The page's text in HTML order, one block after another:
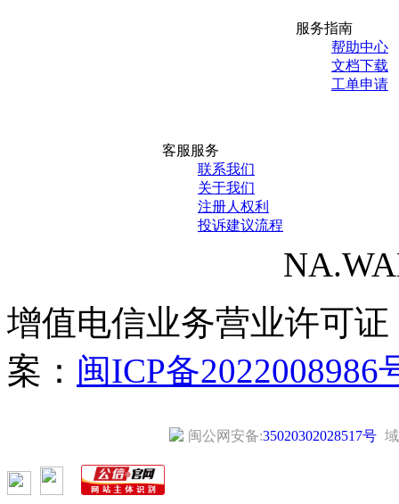
服务指南
帮助中心
文档下载
工单申请
客服服务
联系我们
关于我们
注册人权利
投诉建议流程
增值电信业务营业许可证
案： 闽ICP备2022008986
闽公网安备:35020302028517号